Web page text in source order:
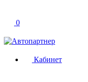
0
Кабинет